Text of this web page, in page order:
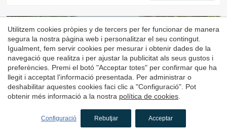
4.5
Calitxó
Utilitzem cookies pròpies y de tercers per fer funcionar de manera
segura la nostra pàgina web i personalitzar el seu contingut.
Igualment, fem servir cookies per mesurar i obtenir dades de la
navegació que realitza i per ajustar la publicitat als seus gustos i
preferències. Premi el botó "Acceptar totes" per confirmar que ha
llegit i acceptat l'informació presentada. Per administrar o
deshabilitar aquestes cookies faci clic a "Configuració". Pot
obtenir més informació a la nostra política de cookies
Configuració Rebutjar Acceptar